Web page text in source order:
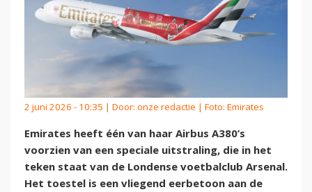
2 juni 2026 - 10:35 | Door: onze redactie | Foto: Emirates
Emirates heeft één van haar Airbus A380’s
voorzien van een speciale uitstraling, die in het
teken staat van de Londense voetbalclub Arsenal.
Het toestel is een vliegend eerbetoon aan de